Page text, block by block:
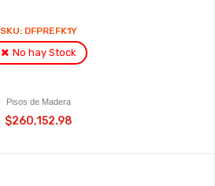
SKU: DFPREFK1Y
No hay Stock
Pisos de Madera
$260,152.98